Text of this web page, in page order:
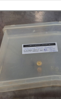
Añadir a la cesta